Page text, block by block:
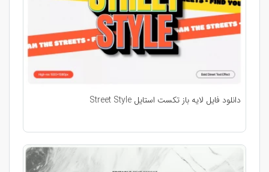
دانلود فایل لایه باز تکست استایل Street Style